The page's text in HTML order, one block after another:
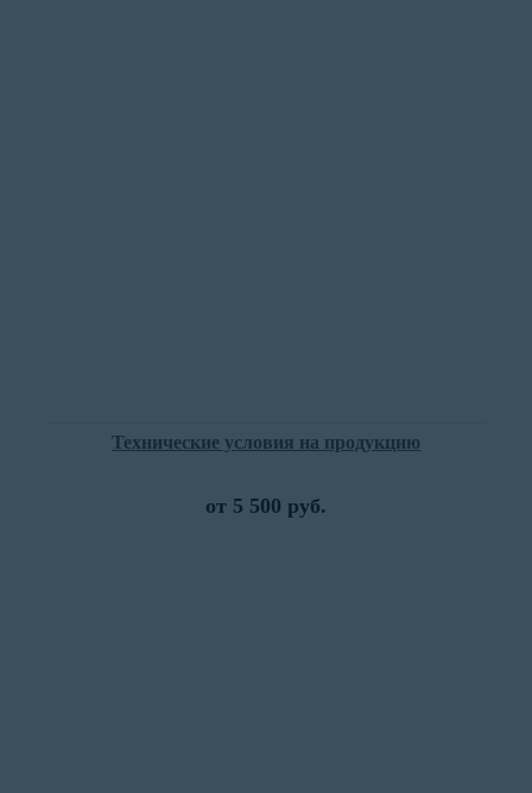
Технические условия на продукцию
от 5 500 руб.